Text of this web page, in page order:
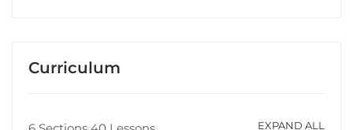
Curriculum
EXPAND ALL